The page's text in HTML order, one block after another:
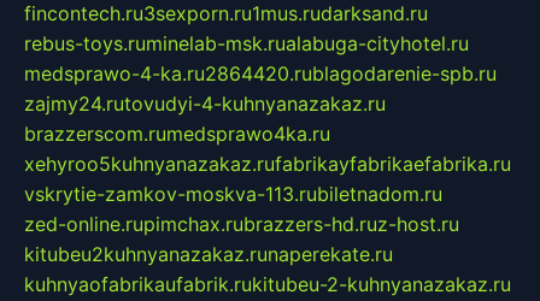
fincontech.ru3sexporn.ru1mus.rudarksand.ru
rebus-toys.ruminelab-msk.rualabuga-cityhotel.ru
medsprawo-4-ka.ru2864420.rublagodarenie-spb.ru
zajmy24.rutovudyi-4-kuhnyanazakaz.ru
brazzerscom.rumedsprawo4ka.ru
xehyroo5kuhnyanazakaz.rufabrikayfabrikaefabrika.ru
vskrytie-zamkov-moskva-113.rubiletnadom.ru
zed-online.rupimchax.rubrazzers-hd.ruz-host.ru
kitubeu2kuhnyanazakaz.runaperekate.ru
kuhnyaofabrikaufabrik.rukitubeu-2-kuhnyanazakaz.ru